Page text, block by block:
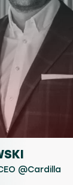
@Cardilla